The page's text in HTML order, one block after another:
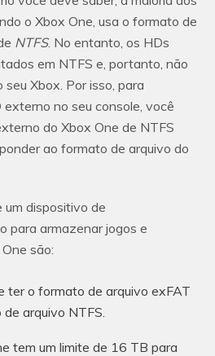
o Xbox One, usa o formato de
NTFS. No entanto, os HDs
em NTFS e, portanto, não
Xbox. Por isso, para
externo no seu console, você
do Xbox One de NTFS
ao formato de arquivo do
um dispositivo de
para armazenar jogos e
são:
ter o formato de arquivo exFAT
arquivo NTFS.
tem um limite de 16 TB para